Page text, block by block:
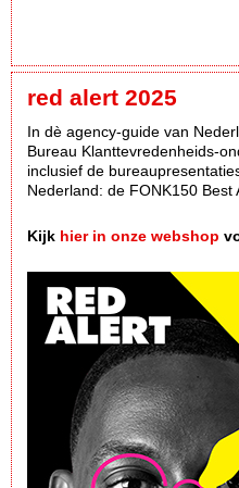
red alert 2025
In dè agency-guide van
Bureau Klanttevredenheids-
inclusief de
Nederland: de FONK150 Best
Kijk hier in onze webshop